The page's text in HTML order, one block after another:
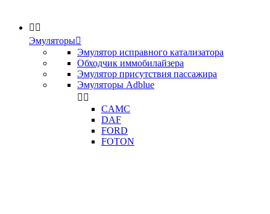
 
Эмуляторы
Эмулятор исправного катализатора
Обходчик иммобилайзера
Эмулятор присутствия пассажира
Эмуляторы Adblue
 
CAMC
DAF
FORD
FOTON